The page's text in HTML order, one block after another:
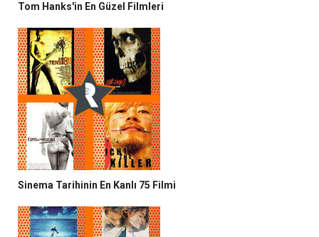
Tom Hanks'in En Güzel Filmleri
Sinema Tarihinin En Kanlı 75 Filmi